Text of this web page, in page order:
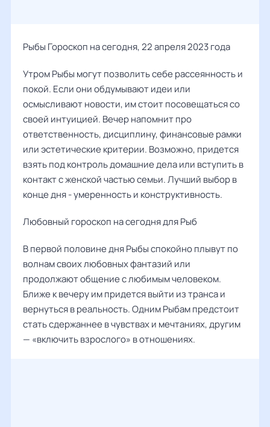
Рыбы Гороскоп на сегодня, 22 апреля 2023 года
Утром Рыбы могут позволить себе рассеянность и
покой. Если они обдумывают идеи или
осмысливают новости, им стоит посовещаться со
своей интуицией. Вечер напомнит про
ответственность, дисциплину, финансовые рамки
или эстетические критерии. Возможно, придется
взять под контроль домашние дела или вступить в
контакт с женской частью семьи. Лучший выбор в
конце дня - умеренность и конструктивность.
Любовный гороскоп на сегодня для Рыб
В первой половине дня Рыбы спокойно плывут по
волнам своих любовных фантазий или
продолжают общение с любимым человеком.
Ближе к вечеру им придется выйти из транса и
вернуться в реальность. Одним Рыбам предстоит
стать сдержаннее в чувствах и мечтаниях, другим
— «включить взрослого» в отношениях.